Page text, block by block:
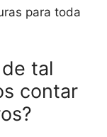
para toda
tal
contar